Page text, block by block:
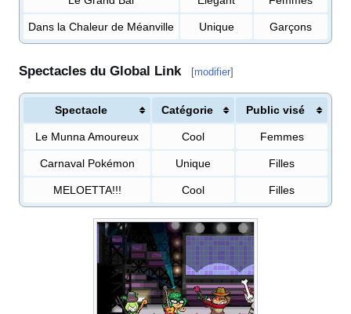
Dans la Chaleur de Méanville Unique Garçons
Spectacles du Global Link [modifier]
Spectacle Catégorie Public visé
Le Munna Amoureux Cool Femmes
Carnaval Pokémon Unique Filles
MELOETTA!!! Cool Filles